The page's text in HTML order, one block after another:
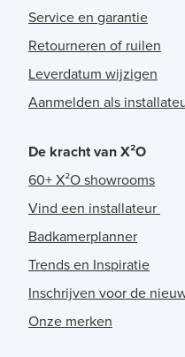
Service en garantie
Retourneren of ruilen
Leverdatum wijzigen
Aanmelden als
De kracht van X²O
60+ X²O showrooms
Vind een installateur
Badkamerplanner
Trends en Inspiratie
Inschrijven voor de
Onze merken